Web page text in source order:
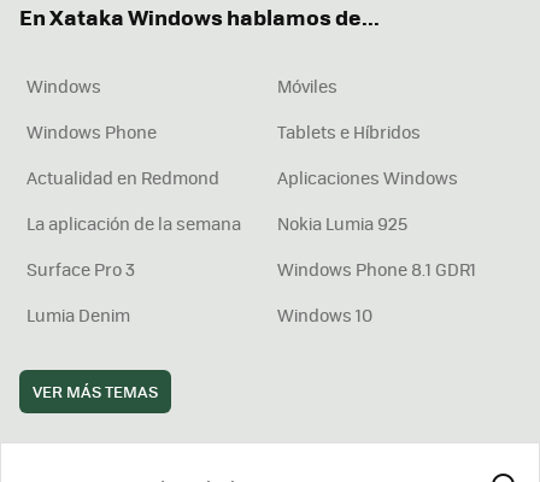
En Xataka Windows hablamos de...
Windows
Móviles
Windows Phone
Tablets e Híbridos
Actualidad en Redmond
Aplicaciones Windows
La aplicación de la semana
Nokia Lumia 925
Surface Pro 3
Windows Phone 8.1 GDR1
Lumia Denim
Windows 10
VER MÁS TEMAS